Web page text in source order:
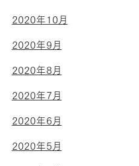
2020年10月
2020年9月
2020年8月
2020年7月
2020年6月
2020年5月